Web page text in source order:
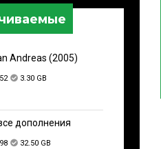
Andreas (2005)
3.30 GB
дополнения
32.50 GB